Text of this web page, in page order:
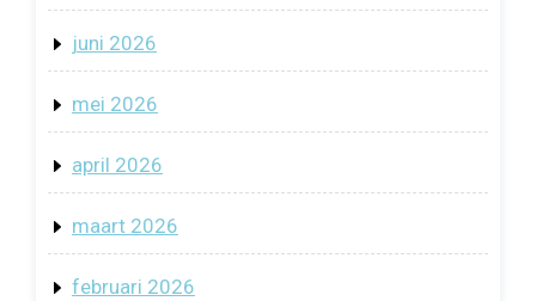
juni 2026
mei 2026
april 2026
maart 2026
februari 2026